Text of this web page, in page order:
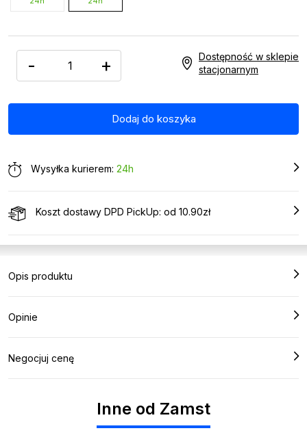
- +
Dostępność w sklepie
stacjonarnym
Wysyłka kurierem: 24h
Koszt dostawy DPD PickUp: od 10.90zł
Opis produktu
Opinie
Negocjuj cenę
Inne od Zamst